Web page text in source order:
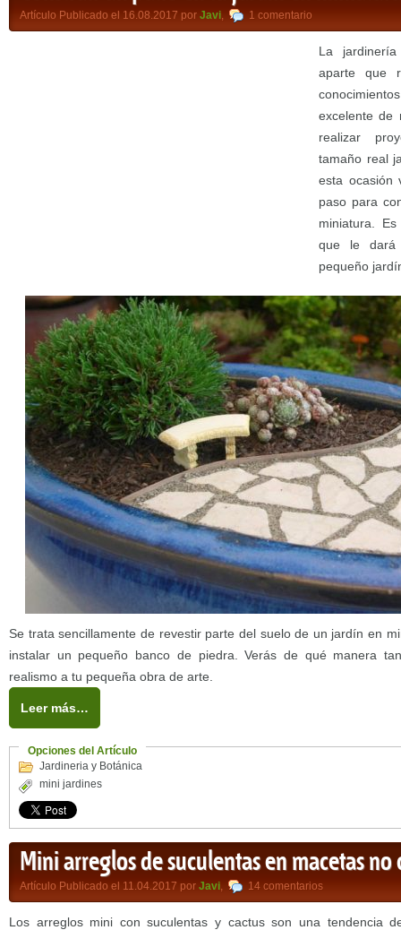
Artículo Publicado el 16.08.2017 por Javi, 1 comentario
La
aparte que
excelente de
realizar
tamaño real
esta ocasión
paso para
miniatura.
que le
pequeño
Se trata sencillamente de revestir parte del suelo de un jardín en
instalar un pequeño banco de piedra. Verás de qué manera
realismo a tu pequeña obra de arte.
Leer más…
Opciones del Artículo
Jardineria y Botánica
mini jardines
Mini arreglos de suculentas en macetas
Artículo Publicado el 11.04.2017 por Javi, 14 comentarios
Los arreglos mini con suculentas y cactus son una tendencia